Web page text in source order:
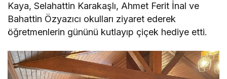
Kaya, Selahattin Karakaşlı, Ahmet Ferit İnal ve
Bahattin Özyazıcı okulları ziyaret ederek
öğretmenlerin gününü kutlayıp çiçek hediye etti.